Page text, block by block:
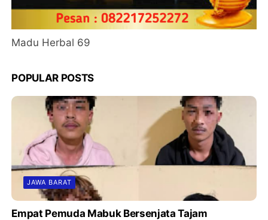
Madu Herbal 69
POPULAR POSTS
JAWA BARAT
Empat Pemuda Mabuk Bersenjata Tajam